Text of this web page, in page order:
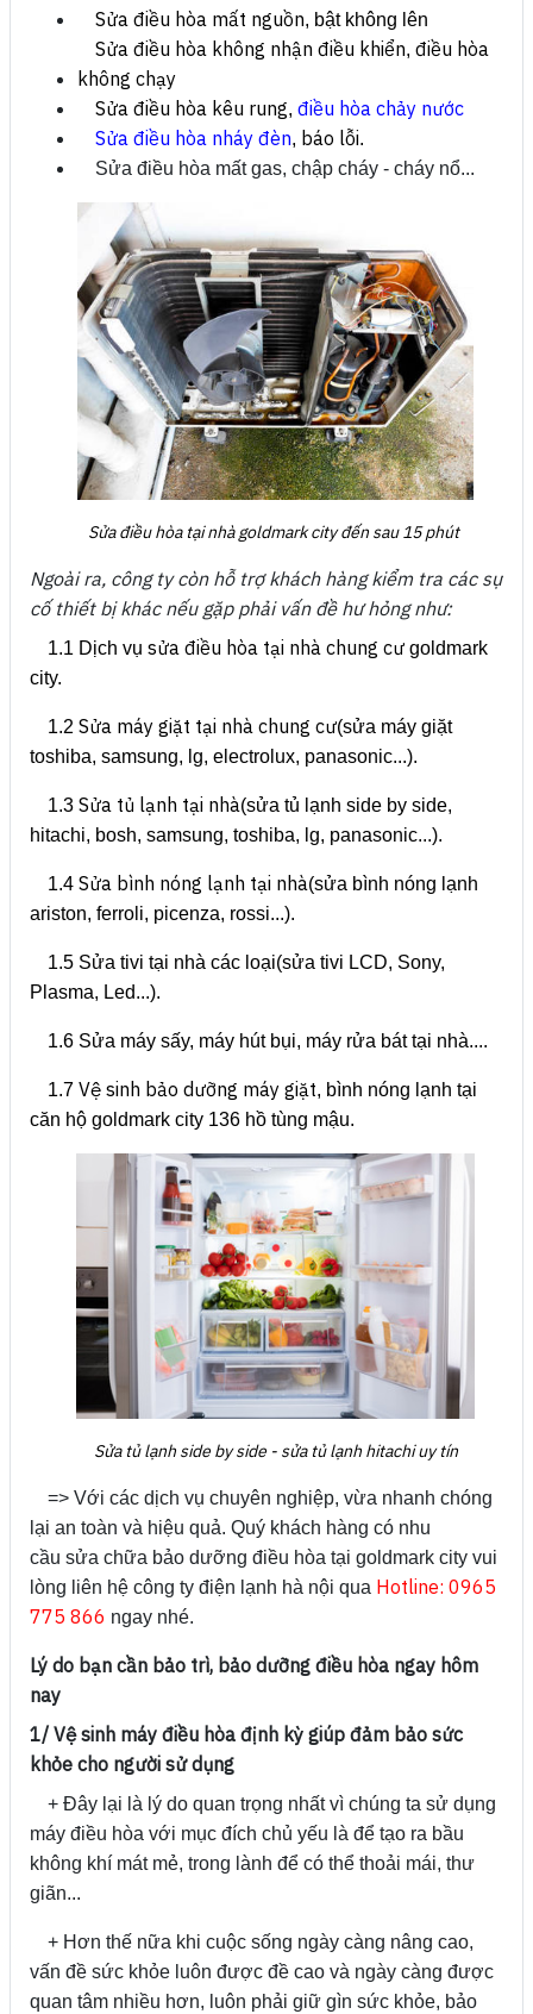
Sửa điều hòa mất nguồn, bật không lên
Sửa điều hòa không nhận điều khiển, điều hòa
không chạy
Sửa điều hòa kêu rung, điều hòa chảy nước
Sửa điều hòa nháy đèn, báo lỗi.
Sửa điều hòa mất gas, chập cháy - cháy nổ...
Sửa điều hòa tại nhà goldmark city đến sau 15 phút
Ngoài ra, công ty còn hỗ trợ khách hàng kiểm tra các sự
cố thiết bị khác nếu gặp phải vấn đề hư hỏng như:
1.1 Dịch vụ sửa điều hòa tại nhà chung cư goldmark
city.
1.2 Sửa máy giặt tại nhà chung cư(sửa máy giặt
toshiba, samsung, lg, electrolux, panasonic...).
1.3 Sửa tủ lạnh tại nhà(sửa tủ lạnh side by side,
hitachi, bosh, samsung, toshiba, lg, panasonic...).
1.4 Sửa bình nóng lạnh tại nhà(sửa bình nóng lạnh
ariston, ferroli, picenza, rossi...).
1.5 Sửa tivi tại nhà các loại(sửa tivi LCD, Sony,
Plasma, Led...).
1.6 Sửa máy sấy, máy hút bụi, máy rửa bát tại nhà....
1.7 Vệ sinh bảo dưỡng máy giặt, bình nóng lạnh tại
căn hộ goldmark city 136 hồ tùng mậu.
Sửa tủ lạnh side by side - sửa tủ lạnh hitachi uy tín
=> Với các dịch vụ chuyên nghiệp, vừa nhanh chóng
lại an toàn và hiệu quả. Quý khách hàng có nhu
cầu sửa chữa bảo dưỡng điều hòa tại goldmark city vui
lòng liên hệ công ty điện lạnh hà nội qua Hotline: 0965
775 866 ngay nhé.
Lý do bạn cần bảo trì, bảo dưỡng điều hòa ngay hôm
nay
1/ Vệ sinh máy điều hòa định kỳ giúp đảm bảo sức
khỏe cho người sử dụng
+ Đây lại là lý do quan trọng nhất vì chúng ta sử dụng
máy điều hòa với mục đích chủ yếu là để tạo ra bầu
không khí mát mẻ, trong lành để có thể thoải mái, thư
giãn...
+ Hơn thế nữa khi cuộc sống ngày càng nâng cao,
vấn đề sức khỏe luôn được đề cao và ngày càng được
quan tâm nhiều hơn, luôn phải giữ gìn sức khỏe, bảo